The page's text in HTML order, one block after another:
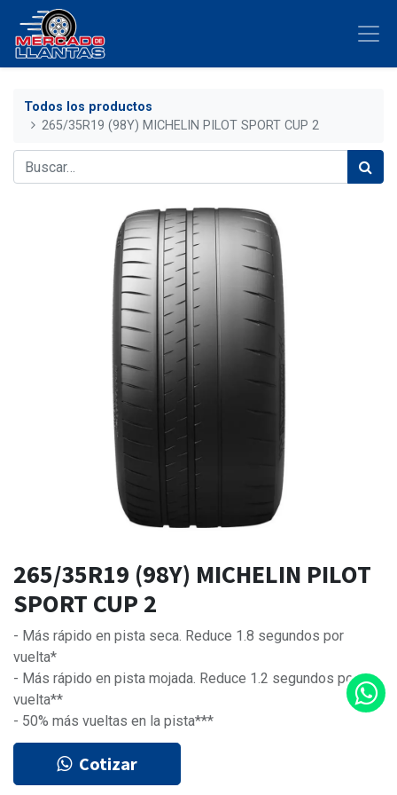
Todos los productos
265/35R19 (98Y) MICHELIN PILOT SPORT CUP 2
265/35R19 (98Y) MICHELIN PILOT
SPORT CUP 2
- Más rápido en pista seca. Reduce 1.8 segundos por
vuelta*
- Más rápido en pista mojada. Reduce 1.2 segundos por
vuelta**
- 50% más vueltas en la pista***
Cotizar